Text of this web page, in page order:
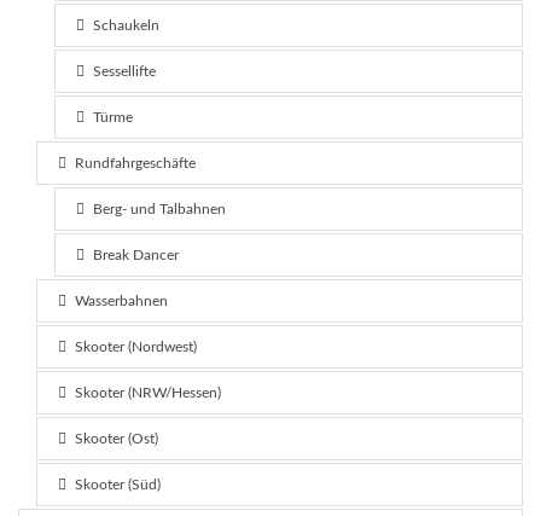
Schaukeln
Sessellifte
Türme
Rundfahrgeschäfte
Berg- und Talbahnen
Break Dancer
Wasserbahnen
Skooter (Nordwest)
Skooter (NRW/Hessen)
Skooter (Ost)
Skooter (Süd)